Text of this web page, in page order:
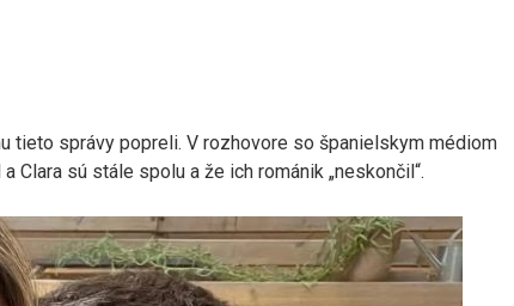
tieto správy popreli. V rozhovore so španielskym médiom
Clara sú stále spolu a že ich románik „neskončil“.